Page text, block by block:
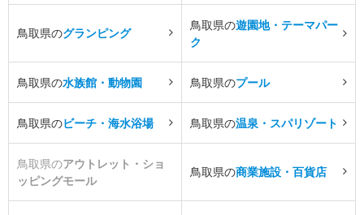
鳥取県のグランピング
鳥取県の遊園地・テーマパー
ク
鳥取県の水族館・動物園 鳥取県のプール
鳥取県のビーチ・海水浴場 鳥取県の温泉・スパリゾート
鳥取県のアウトレット・ショ
ッピングモール
鳥取県の商業施設・百貨店